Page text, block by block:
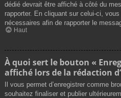
dédié devrait être affiché à côté du
rapporter. En cliquant sur celui-ci,
nécessaires afin de rapporter le
Haut
À quoi sert le bouton «
affiché lors de la rédaction
Il vous permet d’enregistrer comme
souhaitez finaliser et publier